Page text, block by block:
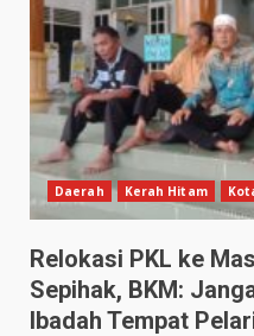
Daerah Kerah Hitam
Relokasi PKL ke
Sepihak, BKM:
Ibadah Tempat